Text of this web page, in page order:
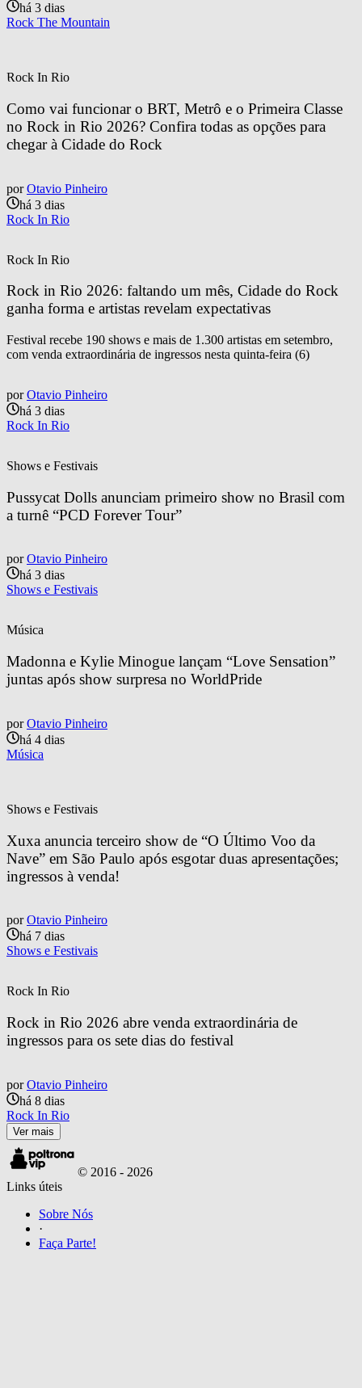
há 3 dias
Rock The Mountain
Rock In Rio
Como vai funcionar o BRT, Metrô e o Primeira Classe
no Rock in Rio 2026? Confira todas as opções para
chegar à Cidade do Rock
por Otavio Pinheiro
há 3 dias
Rock In Rio
Rock In Rio
Rock in Rio 2026: faltando um mês, Cidade do Rock
ganha forma e artistas revelam expectativas
Festival recebe 190 shows e mais de 1.300 artistas em setembro,
com venda extraordinária de ingressos nesta quinta-feira (6)
por Otavio Pinheiro
há 3 dias
Rock In Rio
Shows e Festivais
Pussycat Dolls anunciam primeiro show no Brasil com
a turnê “PCD Forever Tour”
por Otavio Pinheiro
há 3 dias
Shows e Festivais
Música
Madonna e Kylie Minogue lançam “Love Sensation”
juntas após show surpresa no WorldPride
por Otavio Pinheiro
há 4 dias
Música
Shows e Festivais
Xuxa anuncia terceiro show de “O Último Voo da
Nave” em São Paulo após esgotar duas apresentações;
ingressos à venda!
por Otavio Pinheiro
há 7 dias
Shows e Festivais
Rock In Rio
Rock in Rio 2026 abre venda extraordinária de
ingressos para os sete dias do festival
por Otavio Pinheiro
há 8 dias
Rock In Rio
Ver mais
© 2016 - 2026
Links úteis
Sobre Nós
·
Faça Parte!